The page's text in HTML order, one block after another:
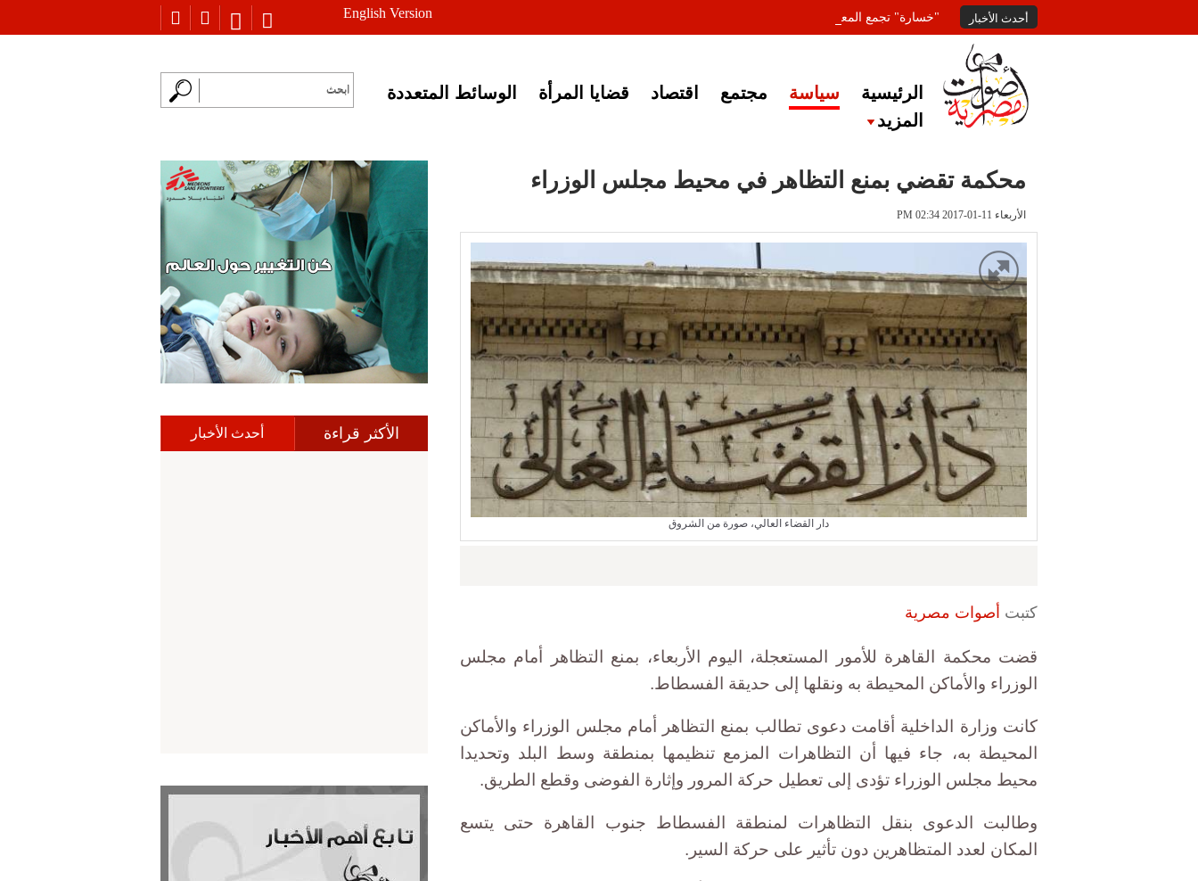
English Version أحدث الأخبار "خسارة" تجمع المعلقين على خبر إغلاق أصوات مصرية
الرئيسية سياسة مجتمع اقتصاد قضايا المرأة
الوسائط المتعددة
المزيد
محكمة تقضي بمنع التظاهر في محيط مجلس الوزراء
الأربعاء 11-01-2017 PM 02:34
دار القضاء العالي، صورة من الشروق
كتبت أصوات مصرية
قضت محكمة القاهرة للأمور المستعجلة، اليوم الأربعاء، بمنع التظاهر أمام مجلس
الوزراء والأماكن المحيطة به ونقلها إلى حديقة الفسطاط.
كانت وزارة الداخلية أقامت دعوى تطالب بمنع التظاهر أمام مجلس الوزراء والأماكن
المحيطة به، جاء فيها أن التظاهرات المزمع تنظيمها بمنطقة وسط البلد وتحديدا
محيط مجلس الوزراء تؤدى إلى تعطيل حركة المرور وإثارة الفوضى وقطع الطريق.
وطالبت الدعوى بنقل التظاهرات لمنطقة الفسطاط جنوب القاهرة حتى يتسع
المكان لعدد المتظاهرين دون تأثير على حركة السير.
الأكثر قراءة أحدث الأخبار